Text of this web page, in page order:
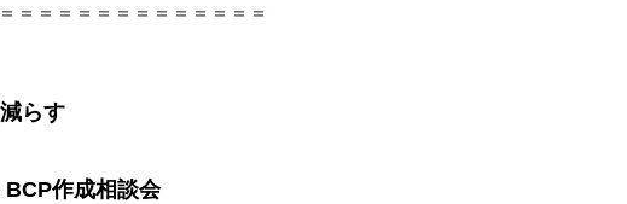
＝＝＝＝＝＝＝＝＝＝＝＝＝
らす
BCP作成相談会